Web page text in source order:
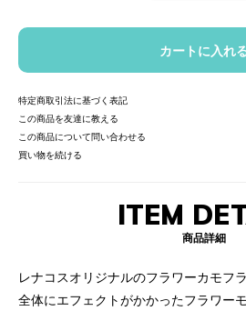
特定商取引法に基づく表記
この商品を友達に教える
この商品について問い合わせる
買い物を続ける
ITEM
商品詳細
レナコスオリジナルのフラワーカモフ
全体にエフェクトがかかったフラワー